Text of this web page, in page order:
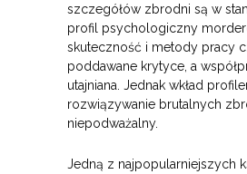
szczegółów zbrodni są w
profil psychologiczny
skuteczność i metody pracy
poddawane krytyce, a
utajniana. Jednak wkład
rozwiązywanie brutalnych
niepodważalny.
Jedną z najpopularniejszych